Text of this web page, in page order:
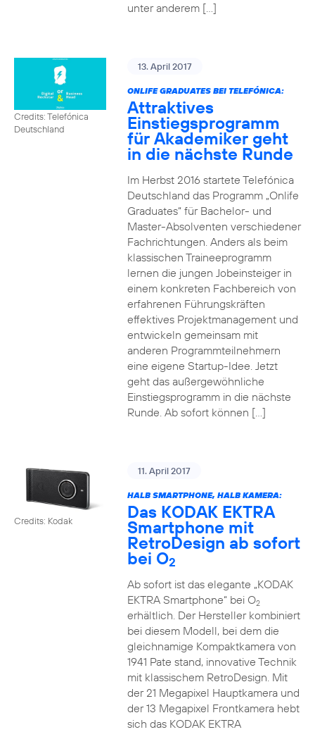
unter anderem […]
Credits: Telefónica
Deutschland
13. April 2017
ONLIFE GRADUATES BEI TELEFÓNICA:
Attraktives
Einstiegsprogramm
für Akademiker geht
in die nächste Runde
Im Herbst 2016 startete Telefónica
Deutschland das Programm „Onlife
Graduates“ für Bachelor- und
Master-Absolventen verschiedener
Fachrichtungen. Anders als beim
klassischen Traineeprogramm
lernen die jungen Jobeinsteiger in
einem konkreten Fachbereich von
erfahrenen Führungskräften
effektives Projektmanagement und
entwickeln gemeinsam mit
anderen Programmteilnehmern
eine eigene Startup-Idee. Jetzt
geht das außergewöhnliche
Einstiegsprogramm in die nächste
Runde. Ab sofort können […]
Credits: Kodak
11. April 2017
HALB SMARTPHONE, HALB KAMERA:
Das KODAK EKTRA
Smartphone mit
RetroDesign ab sofort
bei O2
Ab sofort ist das elegante „KODAK
EKTRA Smartphone“ bei O2
erhältlich. Der Hersteller kombiniert
bei diesem Modell, bei dem die
gleichnamige Kompaktkamera von
1941 Pate stand, innovative Technik
mit klassischem RetroDesign. Mit
der 21 Megapixel Hauptkamera und
der 13 Megapixel Frontkamera hebt
sich das KODAK EKTRA